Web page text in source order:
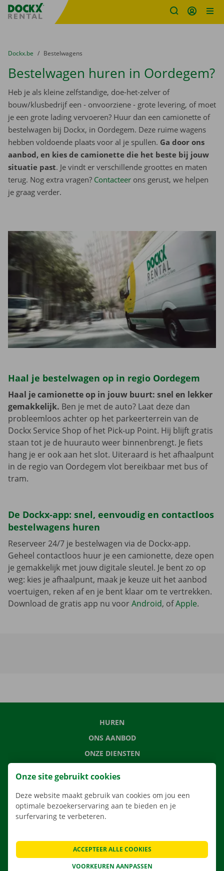
Fratello DEMO
U bevindt zich hier:
van
Dockx.be naar
Bestelwagens
Bestelwagen huren in Oordegem?
Heb je als kleine zelfstandige, doe-het-zelver of
bouw/klusbedrijf een - onvoorziene - grote levering, of moet
je een grote lading vervoeren? Huur dan een camionette of
bestelwagen bij Dockx, in Oordegem. Deze ruime wagens
hebben voldoende plaats voor al je spullen. Ga door ons
aanbod, en kies de camionette die het beste bij jouw
situatie past. Je vindt er verschillende groottes en maten
terug. Nog extra vragen? Contacteer ons gerust, we helpen
je graag verder.
Haal je bestelwagen op in regio Oordegem
Haal je camionette op in jouw buurt: snel en lekker
gemakkelijk. Ben je met de auto? Laat deze dan
probleemloos achter op het parkeerterrein van de
Dockx Service Shop of het Pick-up Point. Hij blijft gratis
staan tot je de huurauto weer binnenbrengt. Je fiets
hang je er ook aan het slot. Uiteraard is het afhaalpunt
in de regio van Oordegem vlot bereikbaar met bus of
tram.
De Dockx-app: snel, eenvoudig en contactloos
bestelwagens huren
Reserveer 24/7 je bestelwagen via de Dockx-app.
Geheel contactloos huur je een camionette, deze open
je gemakkelijk met jouw digitale sleutel. Je bent zo op
weg: kies je afhaalpunt, maak je keuze uit het aanbod
voertuigen, reken af en je bent klaar om te vertrekken.
Download de gratis app nu voorAndroid, ofApple.
HUREN
ONS AANBOD
ONZE DIENSTEN
VERHUISOPLOSSINGEN
CONTACTEER ONS
VEELGESTELDE VRAGEN
Onze site gebruikt cookies
Deze website maakt gebruik van cookies om jou een
optimale bezoekerservaring aan te bieden en je
surfervaring te verbeteren.
VOORKEUREN AANPASSEN
ACCEPTEER ALLE COOKIES